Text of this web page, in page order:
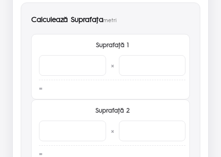
Calculează Suprafaţametri
Suprafaţă 1
×
Suprafaţă 2
×